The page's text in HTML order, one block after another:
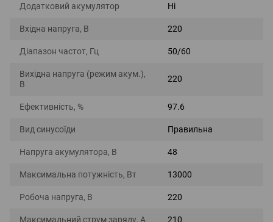
Додатковий акумулятор Ні
Вхідна напруга, В 220
Діапазон частот, Гц 50/60
Вихідна напруга (режим акум.),
В
220
Ефективність, % 97.6
Вид синусоїди Правильна
Напруга акумулятора, В 48
Максимальна потужність, Вт 13000
Робоча напруга, В 220
Максимальний струм заряду, А 210